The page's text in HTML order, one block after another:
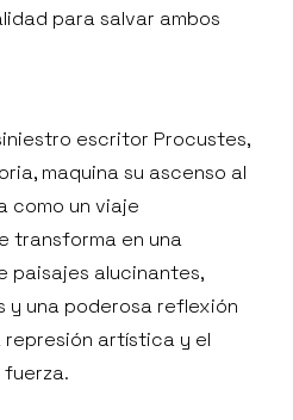
para salvar ambos
escritor Procustes,
maquina su ascenso al
como un viaje
transforma en una
paisajes alucinantes,
y una poderosa reflexión
artística y el